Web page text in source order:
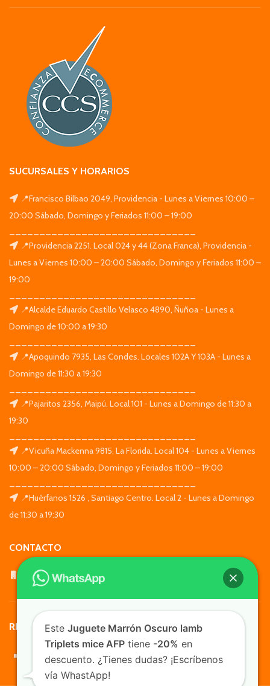
SUCURSALES Y HORARIOS
📍Francisco Bilbao 2049, Providencia - Lunes a Viernes 10:00 –
20:00 Sábado, Domingo y Feriados 11:00 – 19:00
📍Providencia 2251. Local 024 y 44 (Zona Franca), Providencia -
Lunes a Viernes 10:00 – 20:00 Sábado, Domingo y Feriados 11:00 –
19:00
📍Alcalde Eduardo Castillo Velasco 4890, Ñuñoa - Lunes a
Domingo de 10:00 a 19:30
📍Apoquindo 7935, Las Condes. Locales 102A Y 103A - Lunes a
Domingo de 11:30 a 19:30
📍Pajaritos 2356, Maipú. Local 101 - Lunes a Domingo de 11:30 a
19:30
📍Vicuña Mackenna 9815, La Florida. Local 104 - Lunes a Viernes
10:00 – 20:00 Sábado, Domingo y Feriados 11:00 – 19:00
📍Huérfanos 1526 , Santiago Centro. Local 2 - Lunes a Domingo
de 11:30 a 19:30
CONTACTO
WhatsApp: +569 7564 4676
REDES SOCIALES
Este Juguete Marrón Oscuro lamb
Triplets mice AFP tiene -20% en
descuento. ¿Tienes dudas? ¡Escríbenos
vía WhastApp!